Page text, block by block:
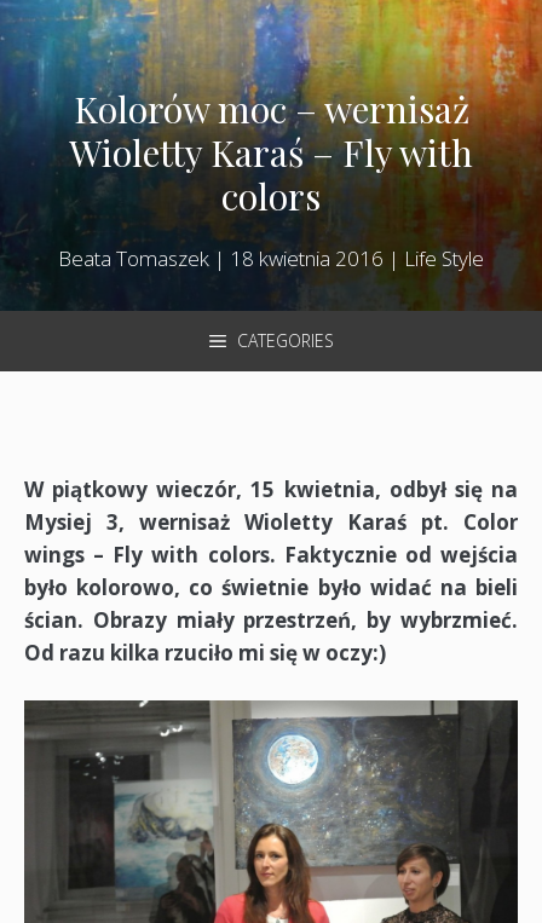
Kolorów moc – wernisaż
Wioletty Karaś – Fly with
colors
Beata Tomaszek | 18 kwietnia 2016 | Life Style
CATEGORIES
W piątkowy wieczór, 15 kwietnia, odbył się na
Mysiej 3, wernisaż Wioletty Karaś pt. Color
wings – Fly with colors. Faktycznie od wejścia
było kolorowo, co świetnie było widać na bieli
ścian. Obrazy miały przestrzeń, by wybrzmieć.
Od razu kilka rzuciło mi się w oczy:)